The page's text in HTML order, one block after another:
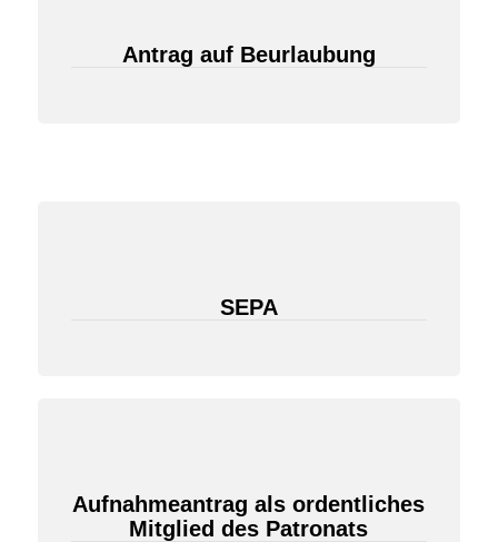
Antrag auf Beurlaubung
SEPA
Aufnahmeantrag als ordentliches
Mitglied des Patronats